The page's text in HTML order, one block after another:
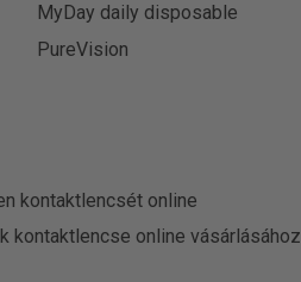
MyDay daily disposable
PureVision
kontaktlencsét online
kontaktlencse online vásárlásához